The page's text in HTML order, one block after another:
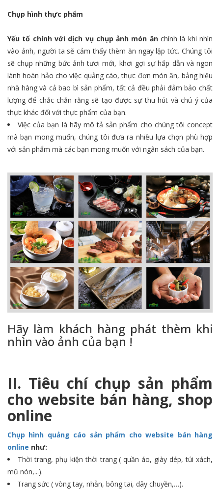
Chụp hình thực phẩm
Yếu tố chính với dịch vụ chụp ảnh món ănchính là khi nhìn
vào ảnh, người ta sẽ cảm thấy thèm ăn ngay lập tức. Chúng tôi
sẽ chụp những bức ảnh tươi mới, khơi gợi sự hấp dẫn và ngon
lành hoàn hảo cho việc quảng cáo, thực đơn món ăn, bảng hiệu
nhà hàng và cả bao bì sản phẩm, tất cả đều phải đảm bảo chất
lượng để chắc chắn rằng sẽ tạo được sự thu hút và chú ý của
thực khác đối với thực phẩm của bạn.
Việc của bạn là hãy mô tả sản phẩm cho chúng tôi concept
mà bạn mong muốn, chúng tôi đưa ra nhiều lựa chọn phù hợp
với sản phẩm mà các bạn mong muốn với ngân sách của bạn.
Hãy làm khách hàng phát thèm khi
nhìn vào ảnh của bạn !
II. Tiêu chí chụp sản phẩm
cho website bán hàng, shop
online
Chụp hình quảng cáo sản phẩm cho website bán hàng
online như:
Thời trang, phụ kiện thời trang ( quần áo, giày dép, túi xách,
mũ nón,...).
Trang sức ( vòng tay, nhẫn, bông tai, dây chuyền,…).